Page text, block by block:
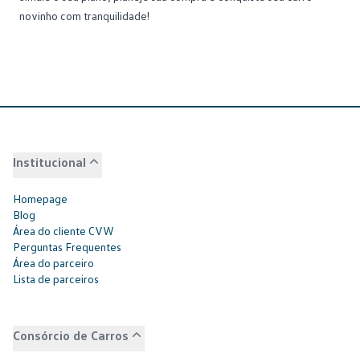
novinho com tranquilidade!
Institucional
Homepage
Blog
Área do cliente CVW
Perguntas Frequentes
Área do parceiro
Lista de parceiros
Consórcio de Carros